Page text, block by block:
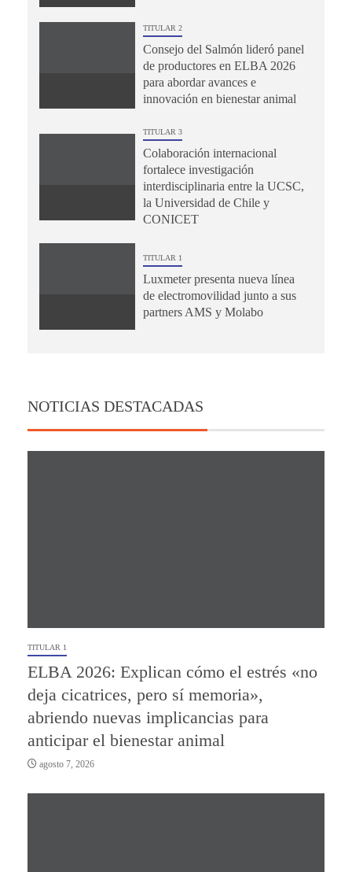
TITULAR 2
Consejo del Salmón lideró panel
de productores en ELBA 2026
para abordar avances e
innovación en bienestar animal
TITULAR 3
Colaboración internacional
fortalece investigación
interdisciplinaria entre la UCSC,
la Universidad de Chile y
CONICET
TITULAR 1
Luxmeter presenta nueva línea
de electromovilidad junto a sus
partners AMS y Molabo
NOTICIAS DESTACADAS
TITULAR 1
ELBA 2026: Explican cómo el estrés «no
deja cicatrices, pero sí memoria»,
abriendo nuevas implicancias para
anticipar el bienestar animal
agosto 7, 2026